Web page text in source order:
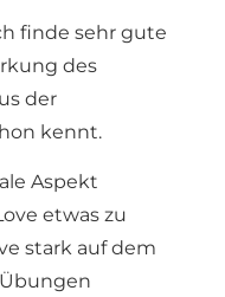
finde sehr gute
des
der
kennt.
Aspekt
etwas zu
stark auf dem